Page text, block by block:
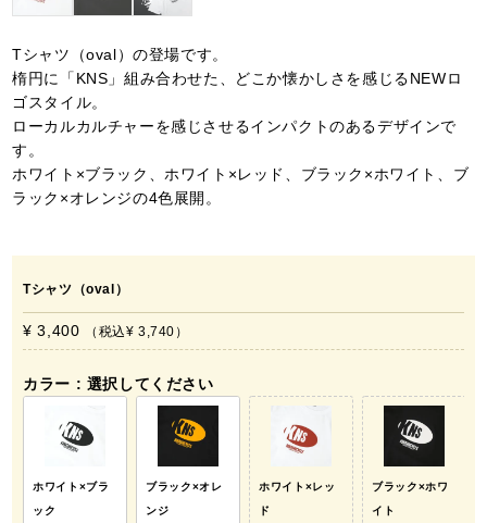
Tシャツ（oval）の登場です。
楕円に「KNS」組み合わせた、どこか懐かしさを感じるNEWロ
ゴスタイル。
ローカルカルチャーを感じさせるインパクトのあるデザインで
す。
ホワイト×ブラック、ホワイト×レッド、ブラック×ホワイト、ブ
ラック×オレンジの4色展開。
Tシャツ（oval）
¥ 3,400 税込¥ 3,740
カラー 選択してください
ホワイト×ブラ
ック
ブラック×オレ
ンジ
ホワイト×レッ
ド
ブラック×ホワ
イト